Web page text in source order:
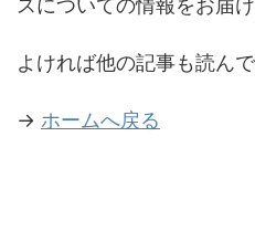
よければ他の記事も読ん
→ ホームへ戻る